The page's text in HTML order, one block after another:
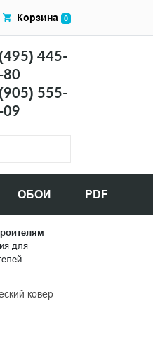
445-
80
555-
09
ОБОИ PDF
Корзина 0
для
ковер